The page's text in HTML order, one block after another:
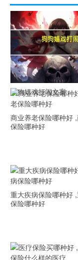
狗狗嬉戏打闹文案
商业养老保险哪种好
保险哪种好
重大疾病保险哪种好
保险哪种好